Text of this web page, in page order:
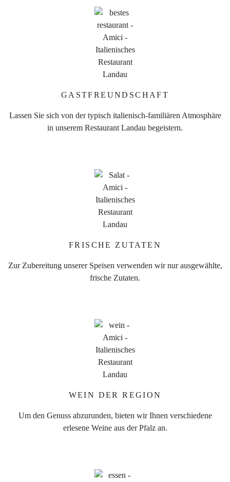
GASTFREUNDSCHAFT
Lassen Sie sich von der typisch italienisch-familiären Atmosphäre
in unserem Restaurant Landau begeistern.
FRISCHE ZUTATEN
Zur Zubereitung unserer Speisen verwenden wir nur ausgewählte,
frische Zutaten.
WEIN DER REGION
Um den Genuss abzurunden, bieten wir Ihnen verschiedene
erlesene Weine aus der Pfalz an.